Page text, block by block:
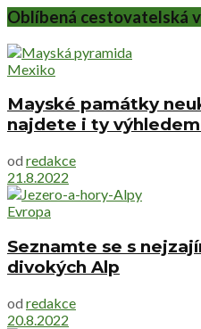
Oblíbená cestovatelská
Mexiko
Mayské památky
najdete i ty
od redakce
21.8.2022
Evropa
Seznamte se s
divokých Alp
od redakce
20.8.2022